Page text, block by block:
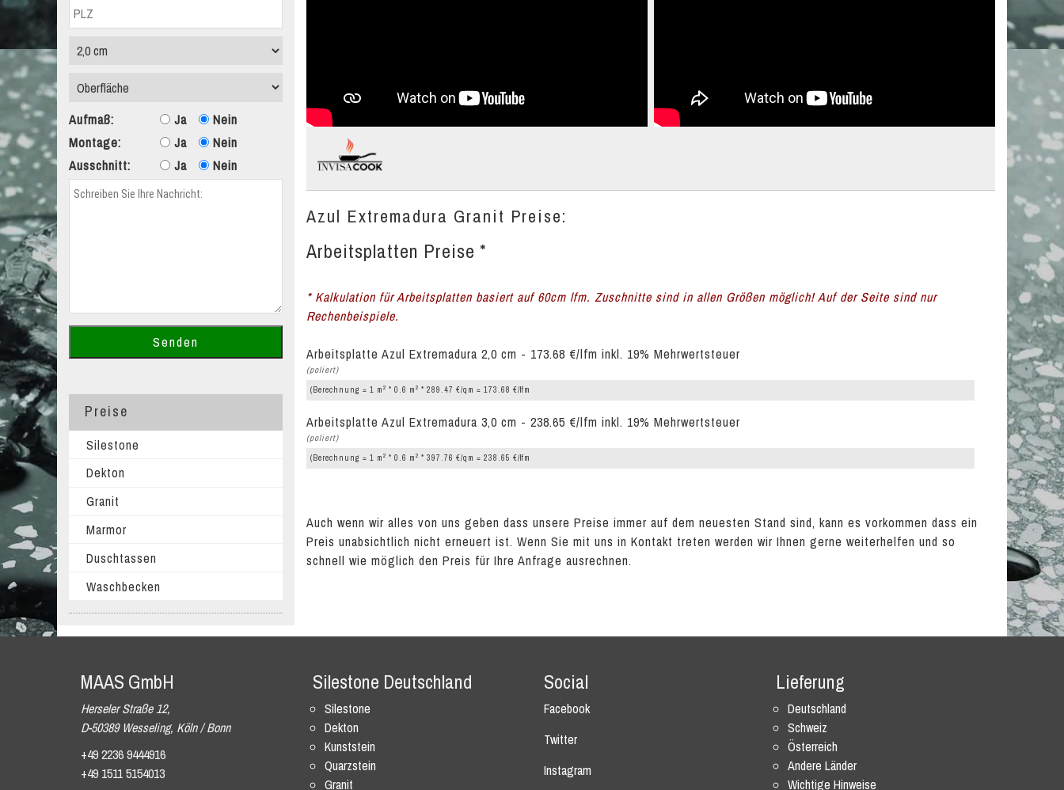
Azul Extremadura Granit Preise:
Arbeitsplatten Preise *
* Kalkulation für Arbeitsplatten basiert auf 60cm lfm. Zuschnitte sind in allen Größen möglich! Auf der Seite sind nur
Rechenbeispiele.
Arbeitsplatte Azul Extremadura 2,0 cm - 173.68 €/lfm inkl. 19% Mehrwertsteuer
(poliert)
(Berechnung = 1 m 2 * 0.6 m 2 * 289.47 €/qm = 173.68 €/lfm
Arbeitsplatte Azul Extremadura 3,0 cm - 238.65 €/lfm inkl. 19% Mehrwertsteuer
(poliert)
(Berechnung = 1 m 2 * 0.6 m 2 * 397.76 €/qm = 238.65 €/lfm
Auch wenn wir alles von uns geben dass unsere Preise immer auf dem neuesten Stand sind, kann es vorkommen dass ein
Preis unabsichtlich nicht erneuert ist. Wenn Sie mit uns in Kontakt treten werden wir Ihnen gerne weiterhelfen und so
schnell wie möglich den Preis für Ihre Anfrage ausrechnen.
Aufmaß: Ja
Nein
Montage:
Ja
Nein
Ausschnitt:
Ja Nein
Preise
Silestone
Dekton
Granit
Marmor
Duschtassen
Waschbecken
MAAS GmbH
Herseler Straße 12,
D-50389 Wesseling, Köln / Bonn
+49 2236 9444916
+49 1511 5154013
Silestone Deutschland
Silestone
Dekton
Kunststein
Quarzstein
Granit
Social
Facebook
Twitter
Instagram
Lieferung
Deutschland
Schweiz
Österreich
Andere Länder
Wichtige Hinweise